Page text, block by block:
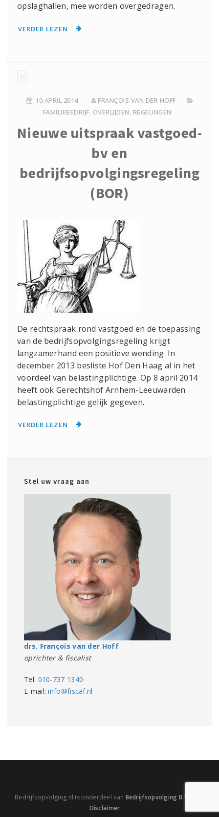
opslaghallen, mee worden overgedragen.
VERDER LEZEN
10 APRIL 2014
FRANÇOIS VAN DER HOFF
FAMILIEBEDRIJF, OVERLIJDEN, REGELINGEN
Nieuwe uitspraak vastgoed-
bv en
bedrijfsopvolgingsregeling
(BOR)
De rechtspraak rond vastgoed en de toepassing
van de bedrijfsopvolgingsregeling krijgt
langzamerhand een positieve wending. In
december 2013 besliste Hof Den Haag al in het
voordeel van belastingplichtige. Op 8 april 2014
heeft ook Gerechtshof Arnhem-Leeuwarden
belastingplichtige gelijk gegeven.
VERDER LEZEN
Stel uw vraag aan
drs. François van der Hoff
oprichter & fiscalist
Tel: 010-737 1340
E-mail:info@fiscaf.nl
Bedrijfsopvolging.nl is onderdeel van Bedrijfsopvolging B.V.
Disclaimer